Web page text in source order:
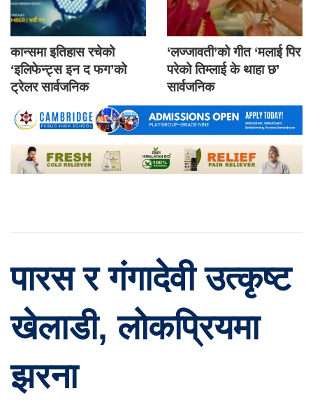
कान्समा इतिहास रचेको
‘इलिफेन्ट्स इन द फग’को
ट्रेलर सार्वजनिक
‘लज्जावती’को गीत ‘मलाई पिर
परेको तिम्लाई के थाहा छ’
सार्वजनिक
पारस र गंगादेवी उत्कृष्ट
खेलाडी, लोकप्रियमा
झरना